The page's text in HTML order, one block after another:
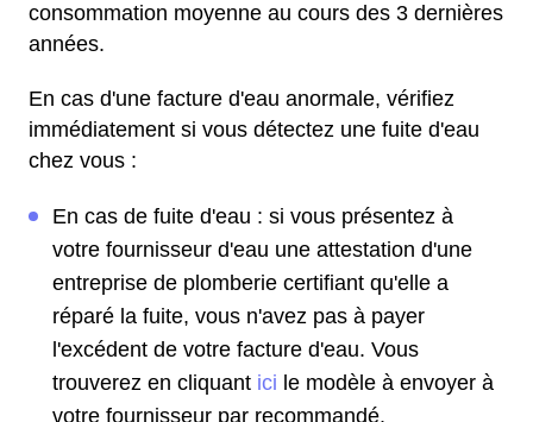
consommation moyenne au cours des 3 dernières
années.
En cas d'une facture d'eau anormale, vérifiez
immédiatement si vous détectez une fuite d'eau
chez vous :
En cas de fuite d'eau : si vous présentez à
votre fournisseur d'eau une attestation d'une
entreprise de plomberie certifiant qu'elle a
réparé la fuite, vous n'avez pas à payer
l'excédent de votre facture d'eau. Vous
trouverez en cliquant ici le modèle à envoyer à
votre fournisseur par recommandé.